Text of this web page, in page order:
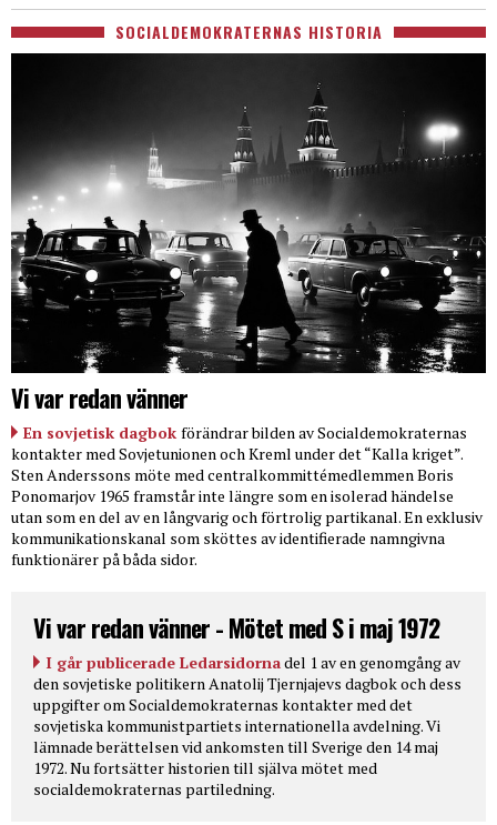
SOCIALDEMOKRATERNAS HISTORIA
Vi var redan vänner
En sovjetisk dagbok förändrar bilden av Socialdemokraternas
kontakter med Sovjetunionen och Kreml under det “Kalla kriget”.
Sten Anderssons möte med centralkommittémedlemmen Boris
Ponomarjov 1965 framstår inte längre som en isolerad händelse
utan som en del av en långvarig och förtrolig partikanal. En exklusiv
kommunikationskanal som sköttes av identifierade namngivna
funktionärer på båda sidor.
Vi var redan vänner - Mötet med S i maj 1972
I går publicerade Ledarsidornadel 1 av en genomgång av
den sovjetiske politikern Anatolij Tjernjajevs dagbok och dess
uppgifter om Socialdemokraternas kontakter med det
sovjetiska kommunistpartiets internationella avdelning. Vi
lämnade berättelsen vid ankomsten till Sverige den 14 maj
1972. Nu fortsätter historien till själva mötet med
socialdemokraternas partiledning.